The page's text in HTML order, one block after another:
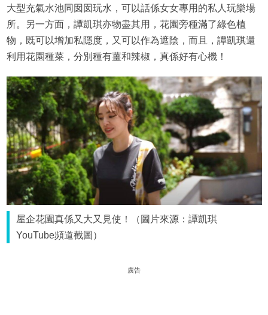
大型充氣水池同囡囡玩水，可以話係女女專用的私人玩樂場
所。另一方面，譚凱琪亦物盡其用，花園旁種滿了綠色植
物，既可以增加私隱度，又可以作為遮陰，而且，譚凱琪還
利用花園種菜，分別種有薑和辣椒，真係好有心機！
屋企花園真係又大又見使！（圖片來源：譚凱琪
YouTube頻道截圖）
廣告